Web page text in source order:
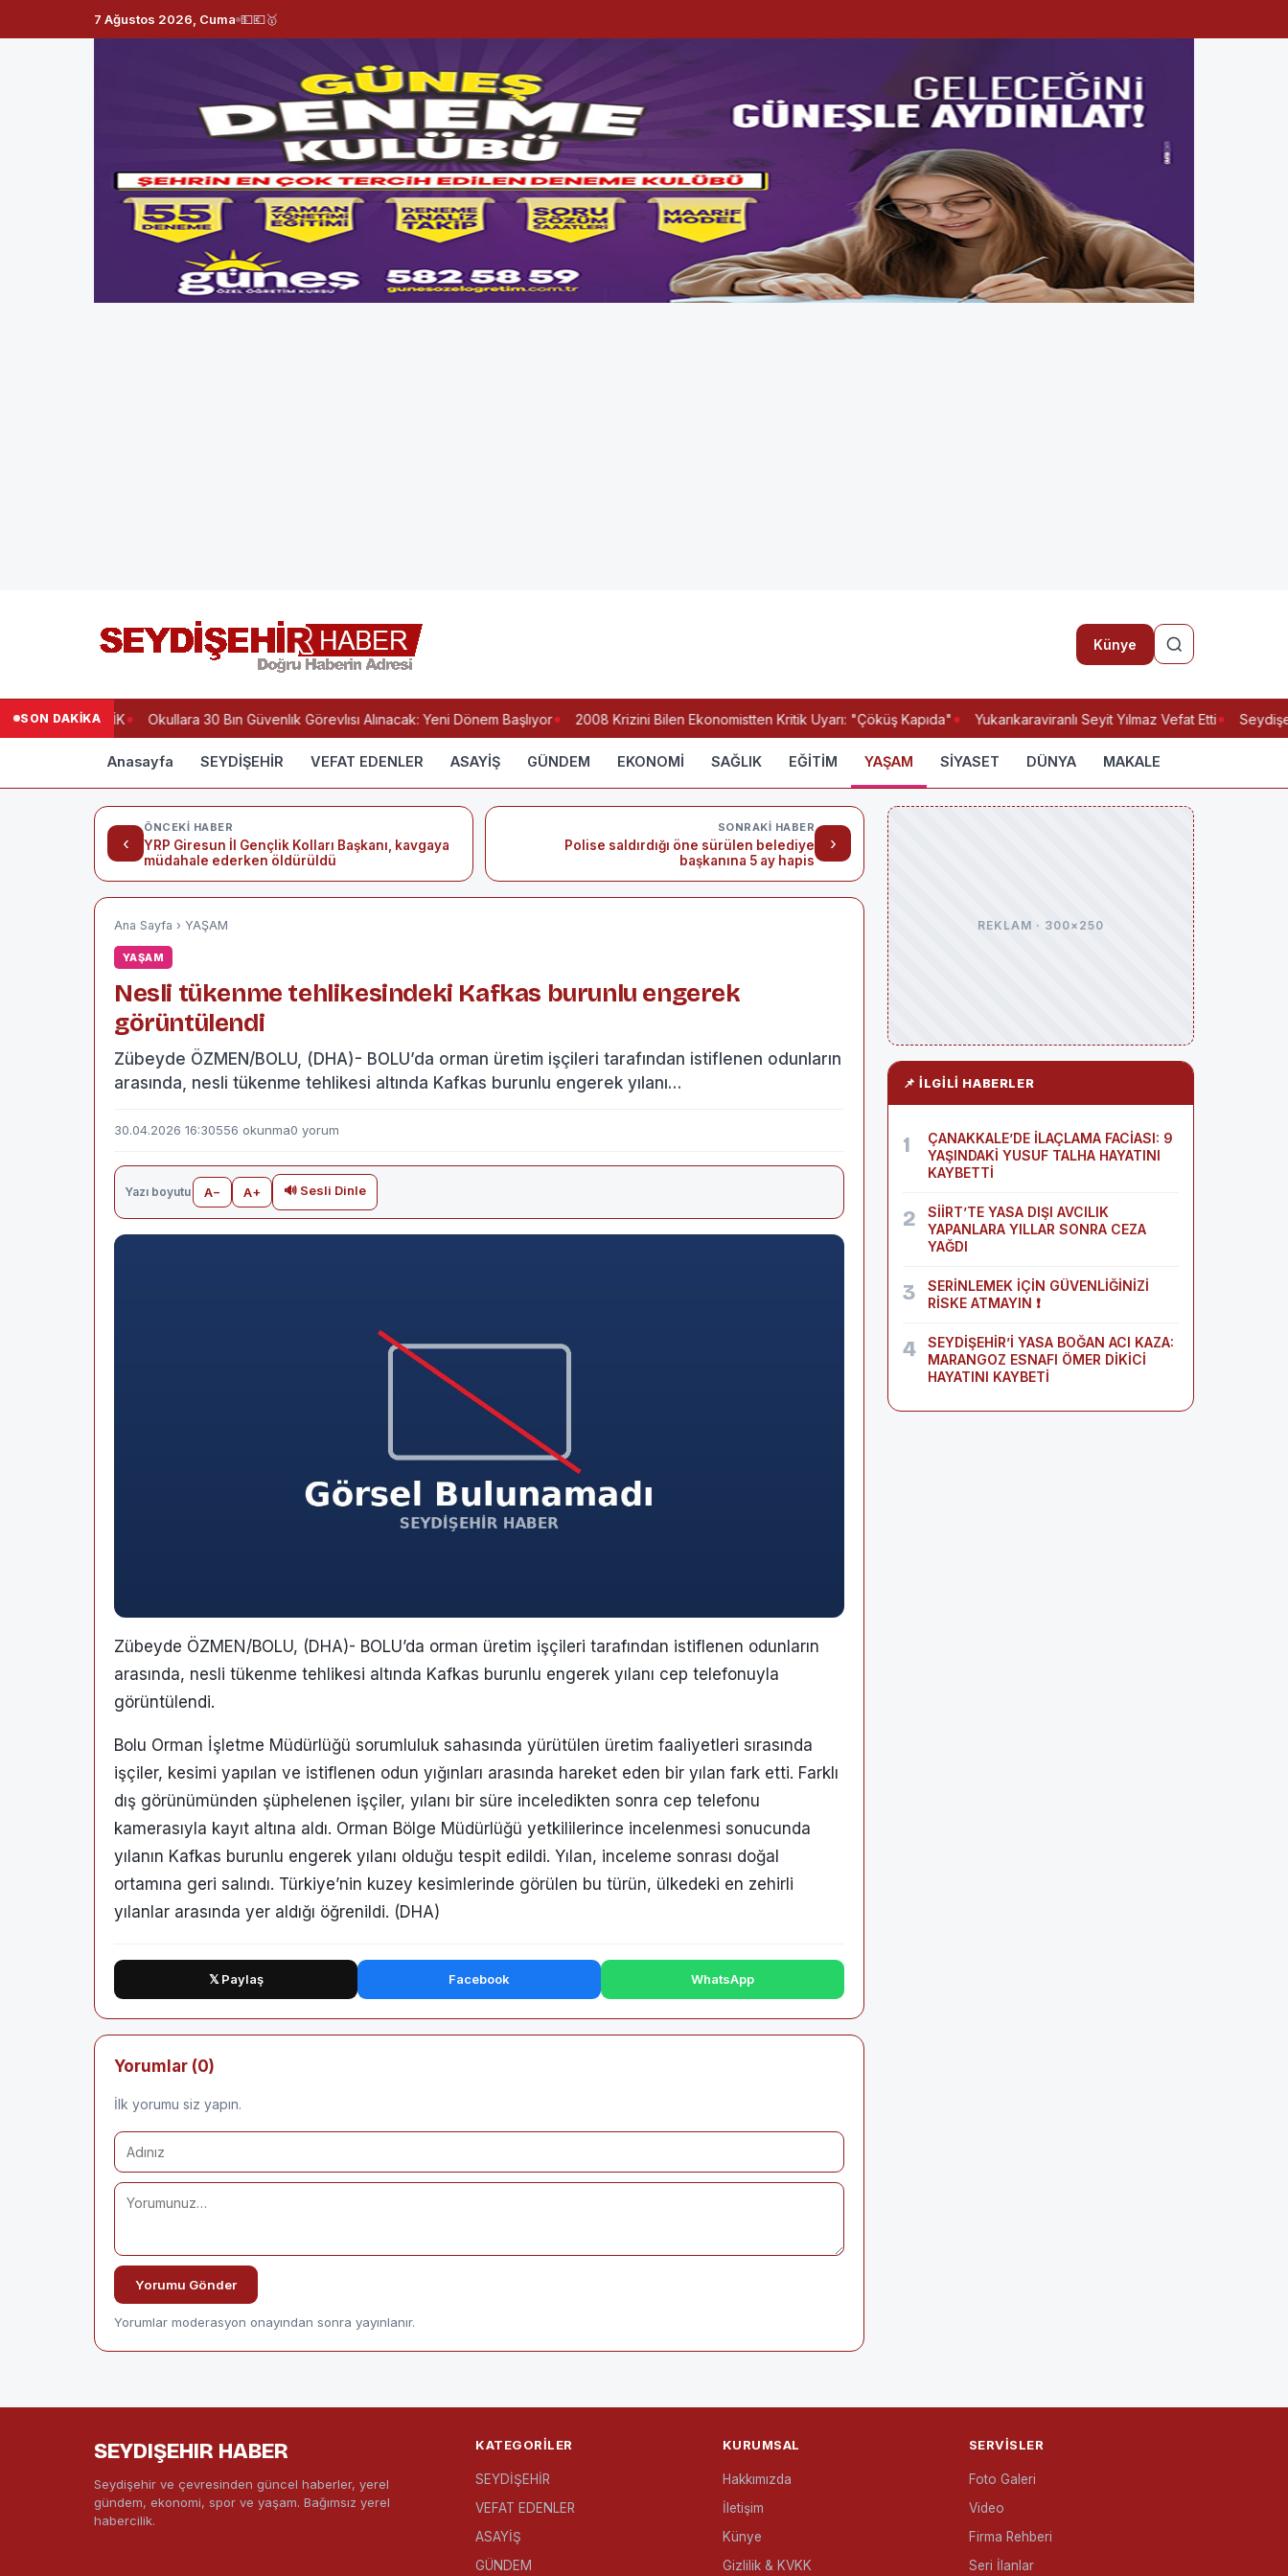
7 Ağustos 2026, Cuma 💵💶🥇
Künye
SON DAKİKA
,KARDEŞLİK Okullara 30 Bın Güvenlık Görevlısı Alınacak: Yeni Dönem Başlıyor 2008 Krizini Bilen Ekonomistten Kritik Uyarı: "Çöküş Kapıda" Yukarıkaraviranlı Seyit Yılmaz Vefat Etti
Anasayfa SEYDİŞEHİR VEFAT EDENLER ASAYİŞ GÜNDEM EKONOMİ SAĞLIK EĞİTİM YAŞAM SİYASET DÜNYA MAKALE
‹
ÖNCEKI HABER
YRP Giresun İl Gençlik Kolları Başkanı, kavgaya
müdahale ederken öldürüldü
›
SONRAKI HABER
Polise saldırdığı öne sürülen belediye
başkanına 5 ay hapis
Ana Sayfa › YAŞAM
YAŞAM
Nesli tükenme tehlikesindeki Kafkas burunlu engerek
görüntülendi
Zübeyde ÖZMEN/BOLU, (DHA)- BOLU’da orman üretim işçileri tarafından istiflenen odunların
arasında, nesli tükenme tehlikesi altında Kafkas burunlu engerek yılanı…
30.04.2026 16:30556 okunma0 yorum
Yazı boyutu A− A+ 🔊 Sesli Dinle
Zübeyde ÖZMEN/BOLU, (DHA)- BOLU’da orman üretim işçileri tarafından istiflenen odunların
arasında, nesli tükenme tehlikesi altında Kafkas burunlu engerek yılanı cep telefonuyla
görüntülendi.
Bolu Orman İşletme Müdürlüğü sorumluluk sahasında yürütülen üretim faaliyetleri sırasında
işçiler, kesimi yapılan ve istiflenen odun yığınları arasında hareket eden bir yılan fark etti. Farklı
dış görünümünden şüphelenen işçiler, yılanı bir süre inceledikten sonra cep telefonu
kamerasıyla kayıt altına aldı. Orman Bölge Müdürlüğü yetkililerince incelenmesi sonucunda
yılanın Kafkas burunlu engerek yılanı olduğu tespit edildi. Yılan, inceleme sonrası doğal
ortamına geri salındı. Türkiye’nin kuzey kesimlerinde görülen bu türün, ülkedeki en zehirli
yılanlar arasında yer aldığı öğrenildi. (DHA)
𝕏 Paylaş Facebook WhatsApp
Yorumlar (0)
İlk yorumu siz yapın.
Yorumu Gönder
Yorumlar moderasyon onayından sonra yayınlanır.
REKLAM · 300×250
📌 İLGILI HABERLER
1
ÇANAKKALE’DE İLAÇLAMA FACİASI: 9
YAŞINDAKİ YUSUF TALHA HAYATINI
KAYBETTİ
2
SİİRT’TE YASA DIŞI AVCILIK
YAPANLARA YILLAR SONRA CEZA
YAĞDI
3
SERİNLEMEK İÇİN GÜVENLİĞİNİZİ
RİSKE ATMAYIN ❗
4
SEYDİŞEHİR’İ YASA BOĞAN ACI KAZA:
MARANGOZ ESNAFI ÖMER DİKİCİ
HAYATINI KAYBETİ
SEYDIŞEHIR HABER
Seydişehir ve çevresinden güncel haberler, yerel
gündem, ekonomi, spor ve yaşam. Bağımsız yerel
habercilik.
KATEGORILER
SEYDİŞEHİR
VEFAT EDENLER
ASAYİŞ
GÜNDEM
KURUMSAL
Hakkımızda
İletişim
Künye
Gizlilik & KVKK
SERVISLER
Foto Galeri
Video
Firma Rehberi
Seri İlanlar